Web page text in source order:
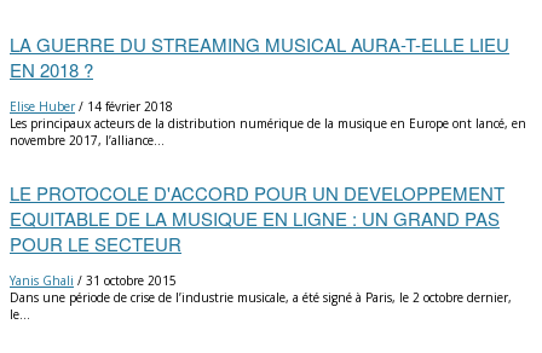
LA GUERRE DU STREAMING MUSICAL AURA-T-ELLE LIEU
EN 2018 ?
Elise Huber / 14 février 2018
Les principaux acteurs de la distribution numérique de la musique en Europe ont lancé, en
novembre 2017, l’alliance…
LE PROTOCOLE D'ACCORD POUR UN DEVELOPPEMENT
EQUITABLE DE LA MUSIQUE EN LIGNE : UN GRAND PAS
POUR LE SECTEUR
Yanis Ghali / 31 octobre 2015
Dans une période de crise de l’industrie musicale, a été signé à Paris, le 2 octobre dernier,
le…